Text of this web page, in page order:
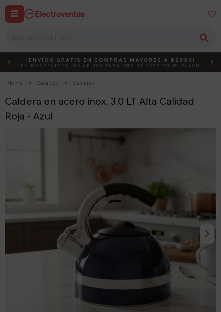
 
DEBUT ACTIVÁ EL CÓDIGO
¡ENVÍOS GRATIS EN COMPRAS MAYORES A $2000!
EN MONTEVIDEO, NO APLICA PARA ENVÍOS EXPRESS NI FLASH
Home Catálogo Calderas
Caldera en acero inox. 3.0 LT Alta Calidad
Roja - Azul